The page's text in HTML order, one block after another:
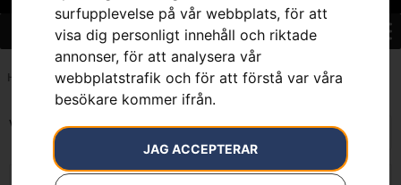
surfupplevelse på vår webbplats, för att
visa dig personligt innehåll och riktade
annonser, för att analysera vår
webbplatstrafik och för att förstå var våra
besökare kommer ifrån.
JAG ACCEPTERAR
Hem 4.5 kg
Visar alla 2 resultat